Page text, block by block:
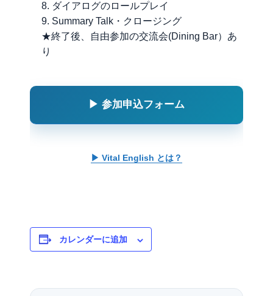
ダイアログのロールプレイ
Summary Talk・クロージング
★終了後、自由参加の交流会(Dining Bar）あ
り
▶ 参加申込フォーム
▶ Vital English とは？
カレンダーに追加